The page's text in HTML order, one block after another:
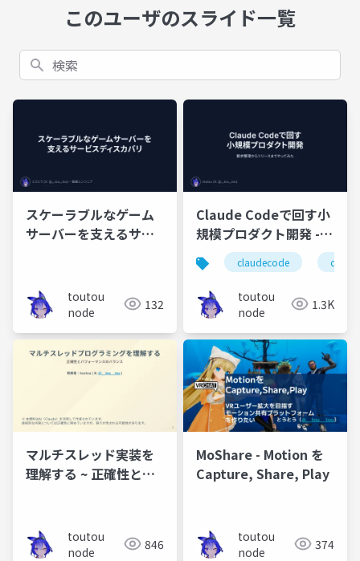
このユーザのスライド一覧
検索
スケーラブルなゲーム
サーバーを支えるサー
toutou
node
132
Claude Codeで回す小
規模プロダクト開発 -
要求整理からリリース
までやってみた
claudecode claude
toutou
node
1.3K
マルチスレッド実装を
理解する ~ 正確性とパ
toutou
node
846
MoShare - Motion を
Capture, Share, Play
toutou
node
374